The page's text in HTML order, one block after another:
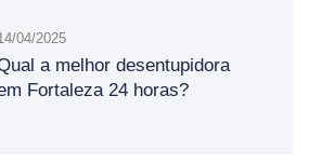
04/2025
a melhor desentupidora
Fortaleza 24 horas?